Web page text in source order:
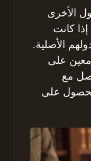
الأخرى
كانت
الأصلية.
على
مع
على